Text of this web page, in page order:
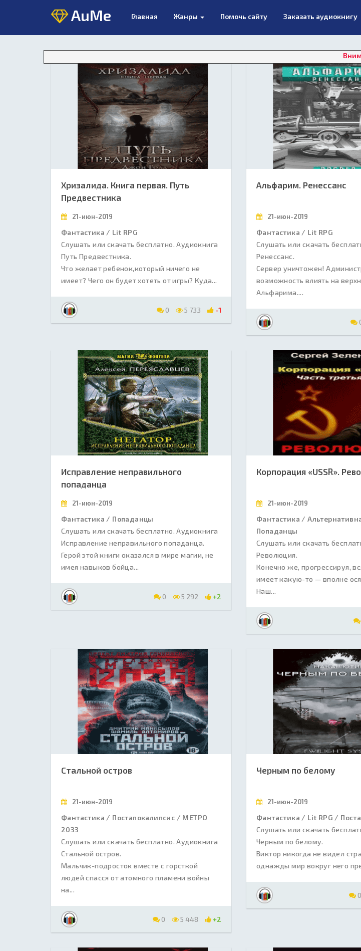
AuMe Главная Жанры Помочь сайту Заказать аудиокнигу
Внимание!!!
Хризалида. Книга первая. Путь
Предвестника
21-июн-2019
Фантастика / Lit RPG
Слушать или скачать бесплатно. Аудиокнига
Путь Предвестника.
Что желает ребенок,который ничего не
имеет? Чего он будет хотеть от игры? Куда...
0 5 733 -1
Альфарим. Ренессанс
21-июн-2019
Фантастика / Lit RPG
Слушать или скачать
Ренессанс.
Сервер уничтожен!
возможность влиять на
Альфарима....
Исправление неправильного
попаданца
21-июн-2019
Фантастика / Попаданцы
Слушать или скачать бесплатно. Аудиокнига
Исправление неправильного попаданца.
Герой этой книги оказался в мире магии, не
имея навыков бойца...
0 5 292 +2
Корпорация «USSR».
21-июн-2019
Фантастика /
Попаданцы
Слушать или скачать
Революция.
Конечно же, прогрессируя,
имеет какую-то — вполне
Наш...
Стальной остров
21-июн-2019
Фантастика / Постапокалипсис / МЕТРО
2033
Слушать или скачать бесплатно. Аудиокнига
Стальной остров.
Мальчик-подросток вместе с горсткой
людей спасся от атомного пламени войны
на...
0 5 448 +2
Черным по белому
21-июн-2019
Фантастика / Lit RPG /
Слушать или скачать
Черным по белому.
Виктор никогда не видел
однажды мир вокруг него
0